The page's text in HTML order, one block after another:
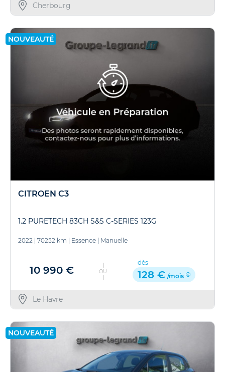
Cherbourg
NOUVEAUTÉ
CITROEN C3
1.2 PURETECH 83CH S&S C-SERIES 123G
2022 70252 km Essence Manuelle
10 990 € OU
dès
128 € /mois
Le Havre
NOUVEAUTÉ